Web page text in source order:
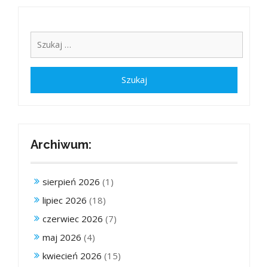
Archiwum:
sierpień 2026 (1)
lipiec 2026 (18)
czerwiec 2026 (7)
maj 2026 (4)
kwiecień 2026 (15)